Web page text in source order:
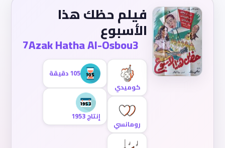
فيلم حظك هذا
الأسبوع
7Azak Hatha Al-Osbou3
كوميدي
رومانسي
105 دقيقة
إنتاج 1953